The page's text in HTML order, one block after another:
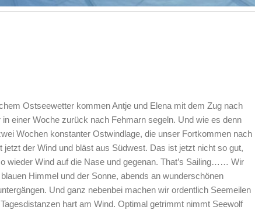
Ostseewetter kommen Antje und Elena mit dem Zug nach
einer Woche zurück nach Fehmarn segeln. Und wie es denn
Wochen konstanter Ostwindlage, die unser Fortkommen nach
jetzt der Wind und bläst aus Südwest. Das ist jetzt nicht so gut,
wieder Wind auf die Nase und gegenan. That’s Sailing…… Wir
Himmel und der Sonne, abends an wunderschönen
Und ganz nebenbei machen wir ordentlich Seemeilen
hart am Wind. Optimal getrimmt nimmt Seewolf